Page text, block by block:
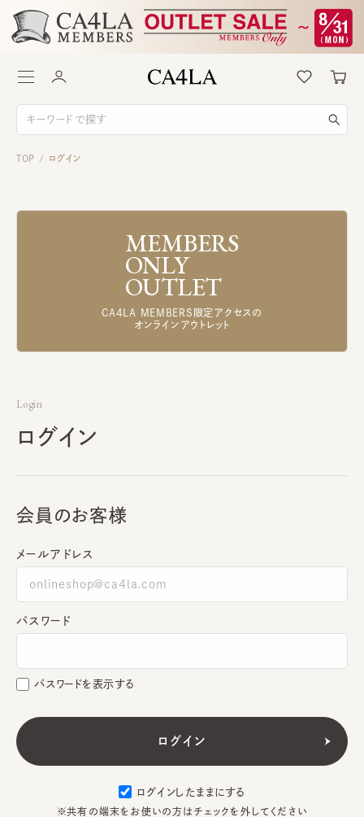
TOP / ログイン
MEMBERS
ONLY
OUTLET
CA4LA MEMBERS限定アクセスの
オンラインアウトレット
Login
ログイン
会員のお客様
メールアドレス
パスワード
パスワードを表示する
ログインしたままにする
※共有の端末をお使いの方はチェックを外してください